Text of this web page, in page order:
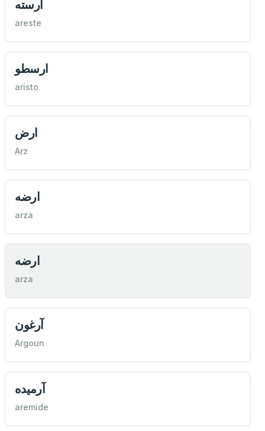
آرسته
areste
ارسطو
aristo
ارض
Arz
ارضه
arza
ارضه
arza
آرغون
Argoun
آرميده
aremide